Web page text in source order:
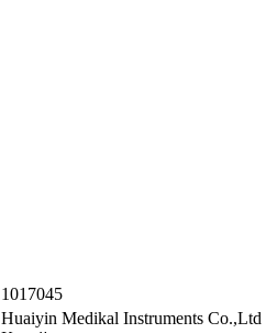
1017045
Huaiyin Medikal Instruments Co.,Ltd